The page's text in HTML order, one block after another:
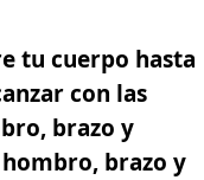
tu cuerpo hasta
con las
brazo y
brazo y